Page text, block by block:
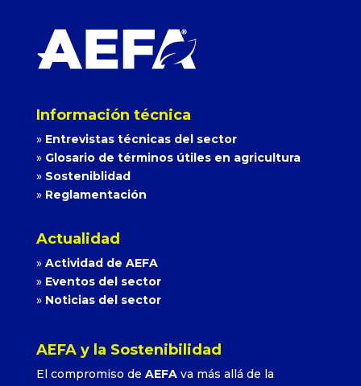
Información técnica
» Entrevistas técnicas del sector
» Glosario de términos útiles en agricultura
» Sosteniblidad
» Reglamentación
Actualidad
» Actividad de AEFA
» Eventos del sector
» Noticias del sector
AEFA y la Sostenibilidad
El compromiso de AEFAva más allá de la